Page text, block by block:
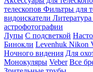
телескопов Фильтры для
видоискатели
астрофотографии
Лупы С подсветкой
Бинокли Levenhuk Nikon
Ночного видения Для
Монокуляры Veber Все